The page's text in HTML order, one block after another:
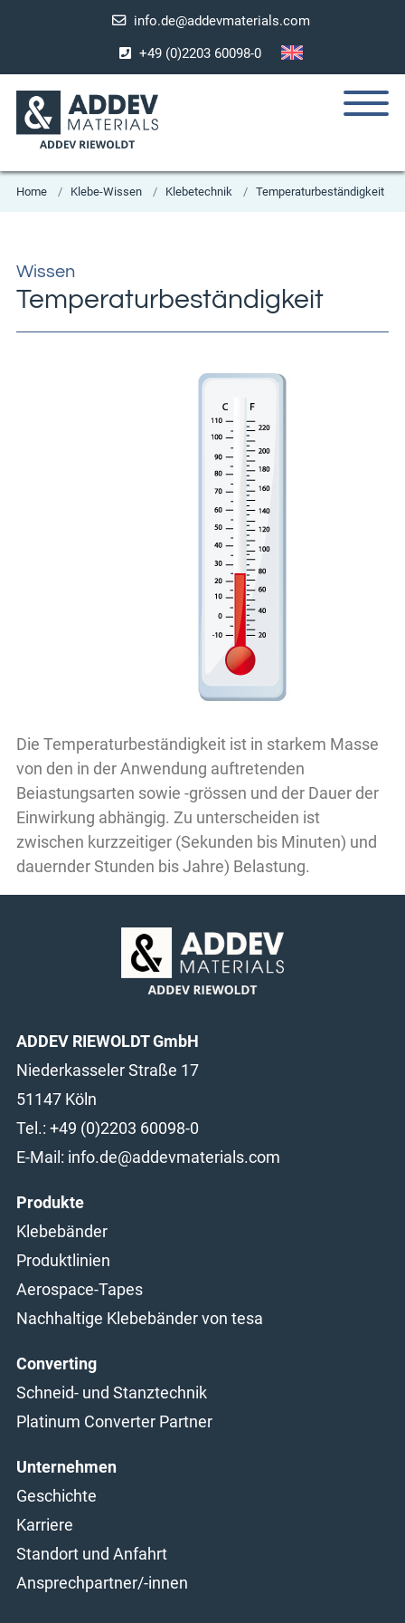
info.de@addevmaterials.com
+49 (0)2203 60098-0
Home Klebe-Wissen Klebetechnik Temperaturbeständigkeit
Temperaturbeständigkeit
Wissen
Die Temperaturbeständigkeit ist in starkem Masse
von den in der Anwendung auftretenden
Beiastungsarten sowie -grössen und der Dauer der
Einwirkung abhängig. Zu unterscheiden ist
zwischen kurzzeitiger (Sekunden bis Minuten) und
dauernder Stunden bis Jahre) Belastung.
ADDEV RIEWOLDT GmbH
Niederkasseler Straße 17
51147 Köln
Tel.: +49 (0)2203 60098-0
E-Mail: info.de@addevmaterials.com
Produkte
Klebebänder
Produktlinien
Aerospace-Tapes
Nachhaltige Klebebänder von tesa
Converting
Schneid- und Stanztechnik
Platinum Converter Partner
Unternehmen
Geschichte
Karriere
Standort und Anfahrt
Ansprechpartner/-innen